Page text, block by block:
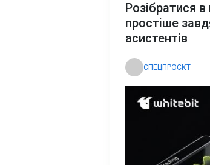
Розібратися
простіше
асистентів
СПЕЦПРОЄКТ